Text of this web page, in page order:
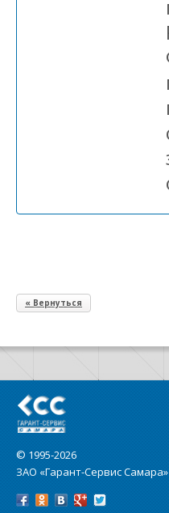
« Вернуться
© 1995-2026
ЗАО «Гарант-Сервис Самара»